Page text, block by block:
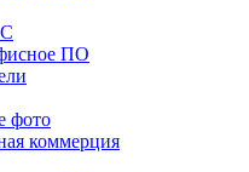
ПО
фото
коммерция